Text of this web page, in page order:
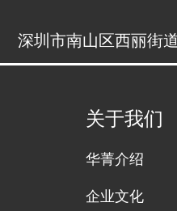
深圳市南山区西丽街
关于我们
华菁介绍
企业文化